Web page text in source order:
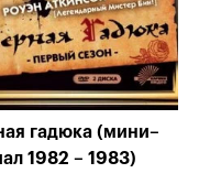
гадюка (мини–
1982 – 1983)